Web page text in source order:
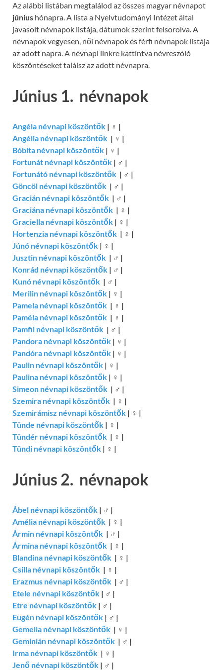
Az alábbi listában megtalálod az összes magyar névnapot
június hónapra. A lista a Nyelvtudományi Intézet által
javasolt névnapok listája, dátumok szerint felsorolva. A
névnapok vegyesen, női névnapok és férfi névnapok listája
az adott napra. A névnapi linkre kattintva névreszóló
köszöntéseket találsz az adott névnapra.
Június 1. névnapok
Angéla névnapi köszöntők | ♀ |
Angélia névnapi köszöntők | ♀ |
Bóbita névnapi köszöntők | ♀ |
Fortunát névnapi köszöntők | ♂ |
Fortunátó névnapi köszöntők | ♂ |
Göncöl névnapi köszöntők | ♂ |
Gracián névnapi köszöntők | ♂ |
Graciána névnapi köszöntők | ♀ |
Graciella névnapi köszöntők | ♀ |
Hortenzia névnapi köszöntők | ♀ |
Júnó névnapi köszöntők | ♀ |
Jusztin névnapi köszöntők | ♂ |
Konrád névnapi köszöntők | ♂ |
Kunó névnapi köszöntők | ♂ |
Merilin névnapi köszöntők | ♀ |
Pamela névnapi köszöntők | ♀ |
Paméla névnapi köszöntők | ♀ |
Pamfil névnapi köszöntők | ♂ |
Pandora névnapi köszöntők | ♀ |
Pandóra névnapi köszöntők | ♀ |
Paulin névnapi köszöntők | ♀ |
Paulina névnapi köszöntők | ♀ |
Simeon névnapi köszöntők | ♂ |
Szemira névnapi köszöntők | ♀ |
Szemirámisz névnapi köszöntők | ♀ |
Tünde névnapi köszöntők | ♀ |
Tündér névnapi köszöntők | ♀ |
Tündi névnapi köszöntők | ♀ |
Június 2. névnapok
Ábel névnapi köszöntők | ♂ |
Amélia névnapi köszöntők | ♀ |
Ármin névnapi köszöntők | ♂ |
Ármina névnapi köszöntők | ♀ |
Blandina névnapi köszöntők | ♀ |
Csilla névnapi köszöntők | ♀ |
Erazmus névnapi köszöntők | ♂ |
Etele névnapi köszöntők | ♂ |
Etre névnapi köszöntők | ♂ |
Eugén névnapi köszöntők | ♂ |
Gemella névnapi köszöntők | ♀ |
Geminián névnapi köszöntők | ♂ |
Irma névnapi köszöntők | ♀ |
Jenő névnapi köszöntők | ♂ |